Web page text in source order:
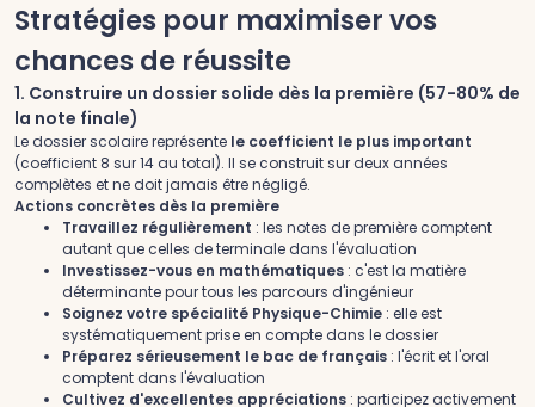
Stratégies pour maximiser vos
chances de réussite
1. Construire un dossier solide dès la première (57-80% de
la note finale)
Le dossier scolaire représente le coefficient le plus important
(coefficient 8 sur 14 au total). Il se construit sur deux années
complètes et ne doit jamais être négligé.
Actions concrètes dès la première
Travaillez régulièrement : les notes de première comptent
autant que celles de terminale dans l'évaluation
Investissez-vous en mathématiques : c'est la matière
déterminante pour tous les parcours d'ingénieur
Soignez votre spécialité Physique-Chimie : elle est
systématiquement prise en compte dans le dossier
Préparez sérieusement le bac de français : l'écrit et l'oral
comptent dans l'évaluation
Cultivez d'excellentes appréciations : participez activement